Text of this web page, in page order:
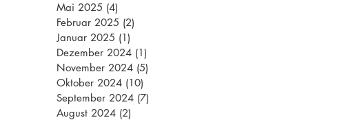
Mai 2025 (4)
Februar 2025 (2)
Januar 2025 (1)
Dezember 2024 (1)
November 2024 (5)
Oktober 2024 (10)
September 2024 (7)
August 2024 (2)